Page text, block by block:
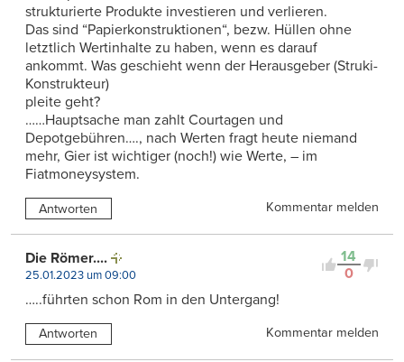
strukturierte Produkte investieren und verlieren.
Das sind “Papierkonstruktionen“, bezw. Hüllen ohne
letztlich Wertinhalte zu haben, wenn es darauf
ankommt. Was geschieht wenn der Herausgeber (Struki-
Konstrukteur)
pleite geht?
……Hauptsache man zahlt Courtagen und
Depotgebühren…., nach Werten fragt heute niemand
mehr, Gier ist wichtiger (noch!) wie Werte, – im
Fiatmoneysystem.
Antworten Kommentar melden
14
0
Die Römer....
25.01.2023 um 09:00
…..führten schon Rom in den Untergang!
Antworten Kommentar melden